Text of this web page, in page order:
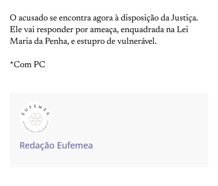
O acusado se encontra agora à disposição da Justiça.
Ele vai responder por ameaça, enquadrada na Lei
Maria da Penha, e estupro de vulnerável.
*Com PC
Redação Eufemea